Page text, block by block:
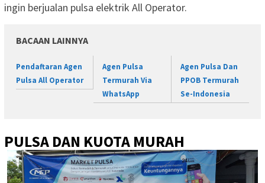
ingin berjualan pulsa elektrik All Operator.
BACAAN LAINNYA
Pendaftaran Agen
Pulsa All Operator
Agen Pulsa
Termurah Via
WhatsApp
Agen Pulsa Dan
PPOB Termurah
Se-Indonesia
PULSA DAN KUOTA MURAH